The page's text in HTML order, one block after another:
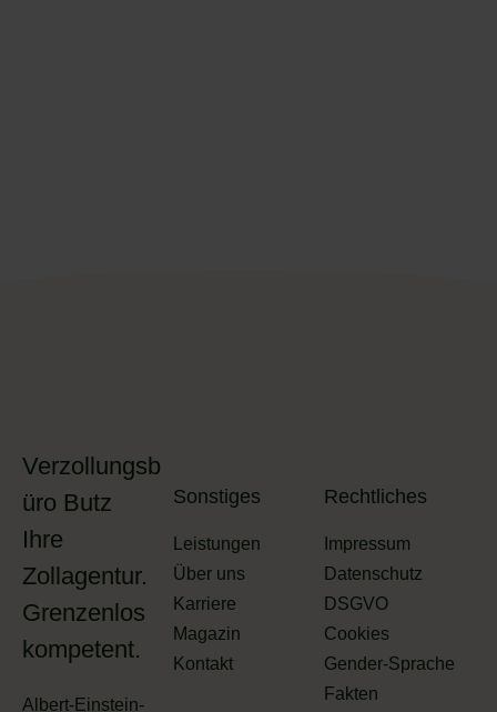
Verzollungsb
üro Butz
Ihre
Zollagentur.
Grenzenlos
kompetent.
Albert-Einstein-
Sonstiges
Leistungen
Über uns
Karriere
Magazin
Kontakt
Rechtliches
Impressum
Datenschutz
DSGVO
Cookies
Gender-Sprache
Fakten